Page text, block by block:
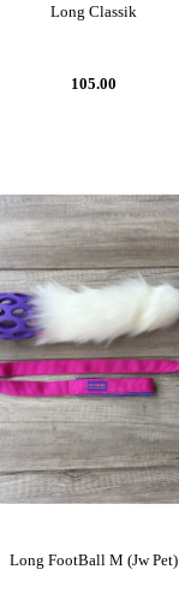
Long Classik
105.00
Long FootBall M (Jw Pet)